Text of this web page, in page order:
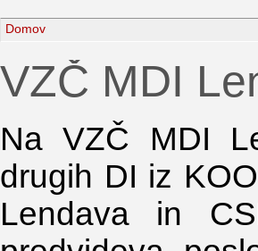
Domov
VZČ MDI
Na VZČ MDI
drugih DI iz
Lendava in